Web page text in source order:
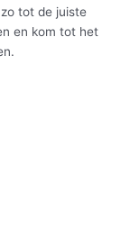
tot de juiste
en kom tot het